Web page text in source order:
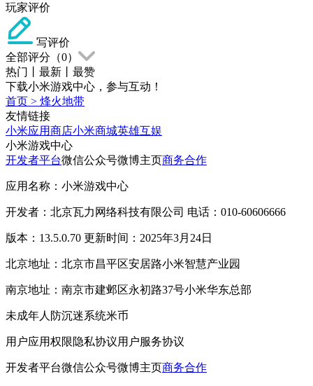
玩家评价
写评价
全部评分（0）
热门
最新
最赞
下载小米游戏中心，参与互动！
首页 > 烽火地带
友情链接
小米应用商店小米商城英雄互娱
小米游戏中心
开发者平台微信公众号微博主页商务合作
应用名称：小米游戏中心
开发者：北京瓦力网络科技有限公司 电话：010-60606666
版本：13.5.0.70 更新时间：2025年3月24日
北京地址：北京市昌平区安居路小米智慧产业园
南京地址：南京市建邺区永初路37号小米华东总部
未成年人防沉迷系统米币
用户应用权限隐私协议用户服务协议
开发者平台微信公众号微博主页商务合作